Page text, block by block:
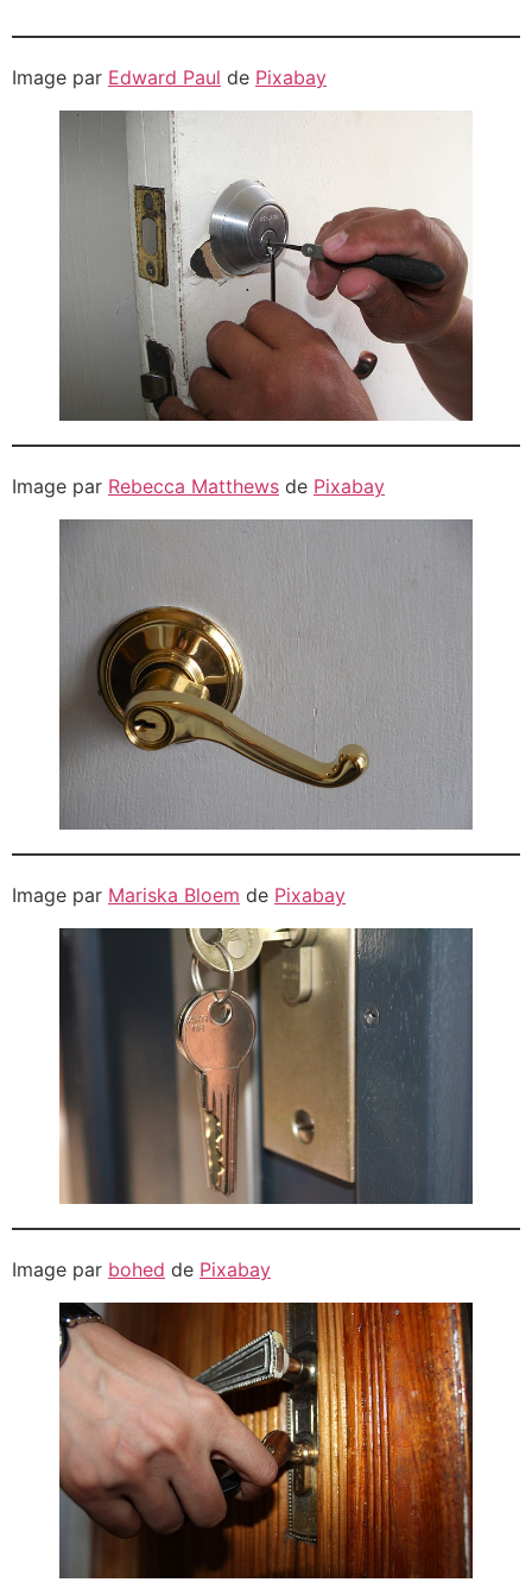
Image par Edward Paul de Pixabay
Image par Rebecca Matthews de Pixabay
Image par Mariska Bloem de Pixabay
Image par bohed de Pixabay